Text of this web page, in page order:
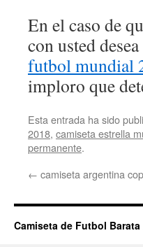
En el caso de
con usted
futbol mundial
imploro que
Esta entrada ha sido
2018, camiseta estrella
permanente.
← camiseta argentina
Camiseta de Futbol